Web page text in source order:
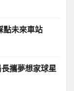
點未來車站
攜夢想家球星